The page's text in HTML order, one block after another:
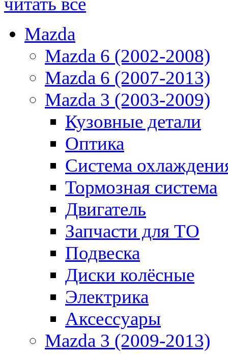
Mazda
Mazda 6 (2002-2008)
Mazda 6 (2007-2013)
Mazda 3 (2003-2009)
Кузовные детали
Оптика
Система
Тормозная система
Двигатель
Запчасти для ТО
Подвеска
Диски колёсные
Электрика
Аксессуары
Mazda 3 (2009-2013)